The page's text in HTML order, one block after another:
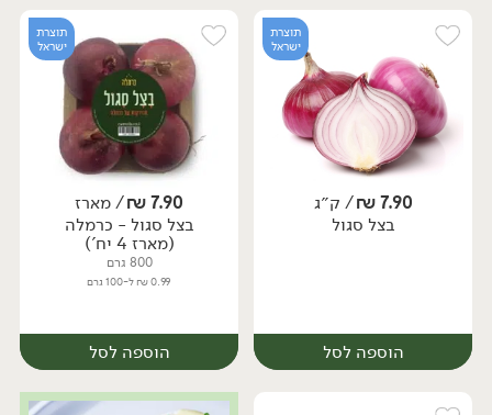
יח׳ ק״ג מארז
תוצרת
ישראל
7.90
₪/ ק״ג
בצל סגול
הוספה לסל
תוצרת
ישראל
7.90
₪/ מארז
בצל סגול - כרמלה
(מארז 4 יח')
800 גרם
0.99 ₪ ל-100 גרם
הוספה לסל